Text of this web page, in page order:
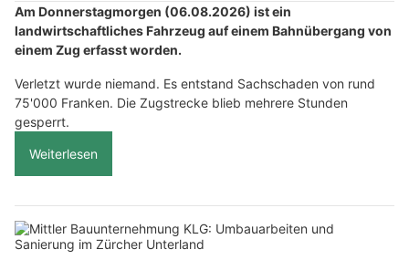
Am Donnerstagmorgen (06.08.2026) ist ein
landwirtschaftliches Fahrzeug auf einem Bahnübergang von
einem Zug erfasst worden.
Verletzt wurde niemand. Es entstand Sachschaden von rund
75'000 Franken. Die Zugstrecke blieb mehrere Stunden
gesperrt.
Weiterlesen